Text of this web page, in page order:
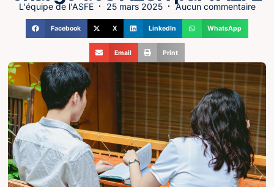
L'équipe de l'ASFE 25 mars 2025 Aucun commentaire
Facebook X LinkedIn WhatsApp
Email Print